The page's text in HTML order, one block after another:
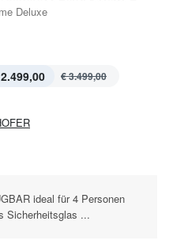
Deluxe
€ 3.499,00
ideal für 4 Personen
Sicherheitsglas ...